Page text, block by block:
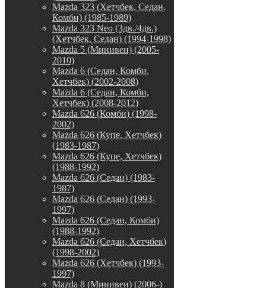
Mazda 323 (Хетчбек, Седан,
Комби) (1985-1989)
Mazda 323 Neo (3дв./4дв.)
(Хетчбек, Седан) (1994-1998)
Mazda 5 (Минивен) (2005-
2010)
Mazda 6 (Седан, Комби,
Хетчбек) (2002-2008)
Mazda 6 (Седан, Комби,
Хетчбек) (2008-2012)
Mazda 626 (Комби) (1998-
2002)
Mazda 626 (Купе, Хетчбек)
(1983-1987)
Mazda 626 (Купе, Хетчбек)
(1988-1992)
Mazda 626 (Седан) (1983-
1987)
Mazda 626 (Седан) (1993-
1997)
Mazda 626 (Седан, Комби)
(1988-1992)
Mazda 626 (Седан, Хетчбек)
(1998-2002)
Mazda 626 (Хетчбек) (1993-
1997)
Mazda 8 (Минивен) (2006-)